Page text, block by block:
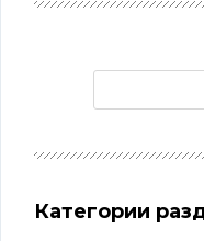
Категории